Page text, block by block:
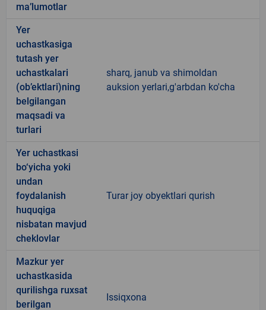
ma’lumotlar
Yer
uchastkasiga
tutash yer
uchastkalari
(ob’ektlari)ning
belgilangan
maqsadi va
turlari
sharq, janub va shimoldan
auksion yerlari,g'arbdan ko'cha
Yer uchastkasi
bo‘yicha yoki
undan
foydalanish
huquqiga
nisbatan mavjud
cheklovlar
Turar joy obyektlari qurish
Mazkur yer
uchastkasida
qurilishga ruxsat
berilgan
Issiqxona